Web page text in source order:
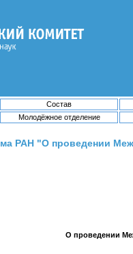
Состав
Молодёжное отделение
РАН "О проведении
О проведении